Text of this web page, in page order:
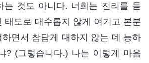
는 것도 아니다. 너희는 진리를 듣
태도로 대수롭지 않게 여기고 본분
면서 참답게 대하지 않는 데 능하
? (그렇습니다.) 나는 이렇게 마음